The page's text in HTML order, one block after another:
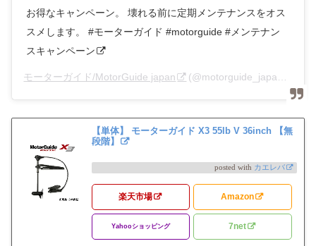
お得なキャンペーン。 壊れる前に定期メンテナンスをオス
スメします。 #モーターガイド #motorguide #メンテナン
スキャンペーン
モーターガイド/MotorGuide japan (@motorguide_japan_tym)がシェアした投稿 –
【単体】 モーターガイド X3 55lb V 36inch 【無
段階】
posted with カエレバ
楽天市場 Amazon
Yahooショッピング 7net